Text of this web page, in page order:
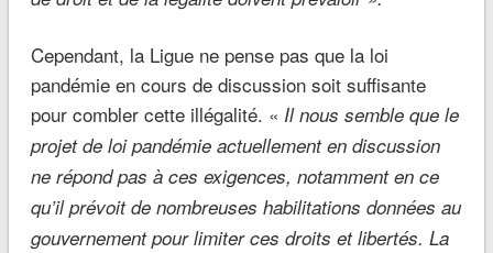
Cependant, la Ligue ne pense pas que la loi
pandémie en cours de discussion soit suffisante
pour combler cette illégalité. « Il nous semble que le
projet de loi pandémie actuellement en discussion
ne répond pas à ces exigences, notamment en ce
qu’il prévoit de nombreuses habilitations données au
gouvernement pour limiter ces droits et libertés. La